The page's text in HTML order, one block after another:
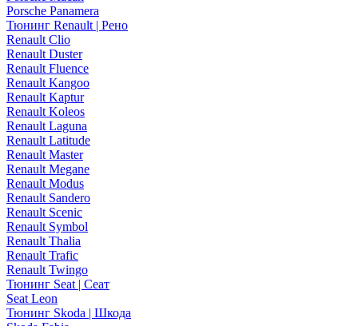
Porsche Panamera
Тюнинг Renault | Рено
Renault Clio
Renault Duster
Renault Fluence
Renault Kangoo
Renault Kaptur
Renault Koleos
Renault Laguna
Renault Latitude
Renault Master
Renault Megane
Renault Modus
Renault Sandero
Renault Scenic
Renault Symbol
Renault Thalia
Renault Trafic
Renault Twingo
Тюнинг Seat | Сеат
Seat Leon
Тюнинг Skoda | Шкода